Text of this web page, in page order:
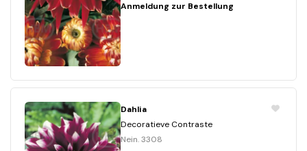
Anmeldung zur Bestellung
Dahlia
Decoratieve Contraste
Nein. 3308